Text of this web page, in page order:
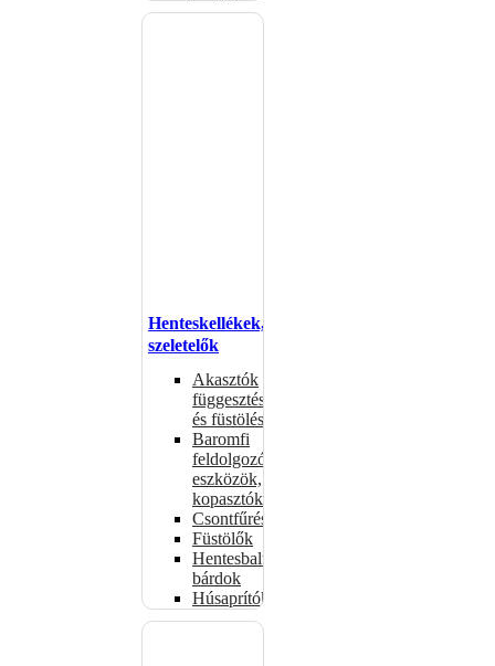
Henteskellékek,
szeletelők
Akasztók
függesztéshez
és füstöléshez
Baromfi
feldolgozó
eszközök,
kopasztók
Csontfűrészek
Füstölők
Hentesbalták,
bárdok
Húsaprítók